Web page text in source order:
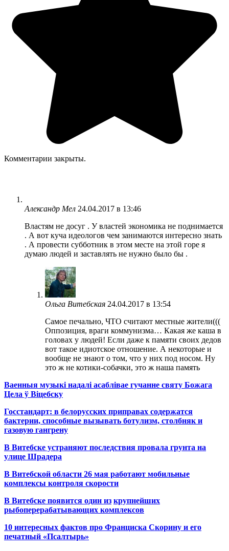
Комментарии закрыты.
Александр Мел 24.04.2017 в 13:46
Властям не досуг . У властей экономика не поднимается
. А вот куча идеологов чем занимаются интересно знать
. А провести субботник в этом месте на этой горе я
думаю людей и заставлять не нужно было бы .
Ольга Витебская 24.04.2017 в 13:54
Самое печально, ЧТО считают местные жители(((
Оппозиция, враги коммунизма… Какая же каша в
головах у людей! Если даже к памяти своих дедов
вот такое идиотское отношение. А некоторые и
вообще не знают о том, что у них под носом. Ну
это ж не котики-собачки, это ж наша память
Ваенныя музыкі надалі асаблівае гучанне святу Божага
Цела ў Віцебску
Госстандарт: в белорусских приправах содержатся
бактерии, способные вызывать ботулизм, столбняк и
газовую гангрену
В Витебске устраняют последствия провала грунта на
улице Шрадера
В Витебской области 26 мая работают мобильные
комплексы контроля скорости
В Витебске появится один из крупнейших
рыбоперерабатывающих комплексов
10 интересных фактов про Франциска Скорину и его
печатный «Псалтырь»